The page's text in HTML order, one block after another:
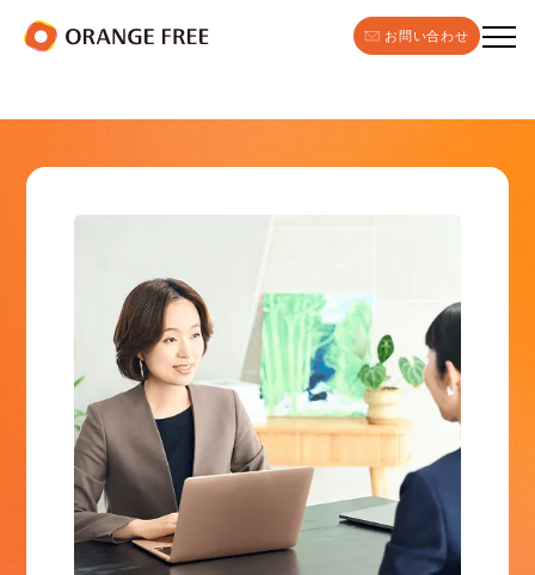
お問い合わせ